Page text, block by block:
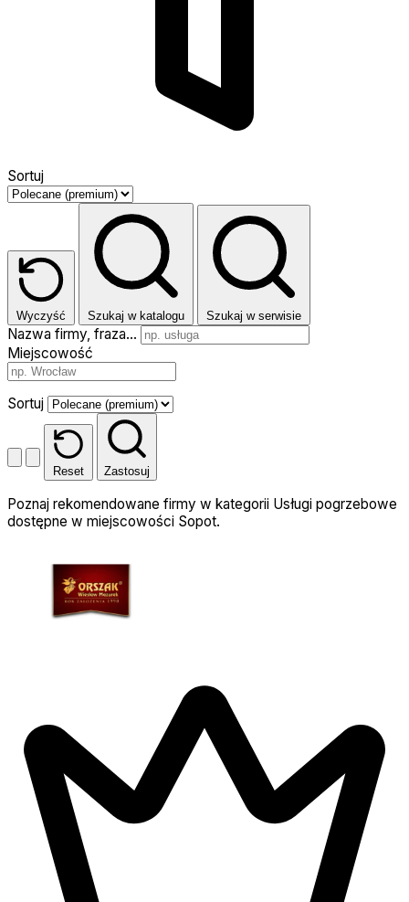
Sortuj
Wyczyść Szukaj w katalogu Szukaj w serwisie
Nazwa firmy, fraza…
Miejscowość
Sortuj
Reset Zastosuj
Poznaj rekomendowane firmy w kategorii Usługi pogrzebowe
dostępne w miejscowości Sopot.